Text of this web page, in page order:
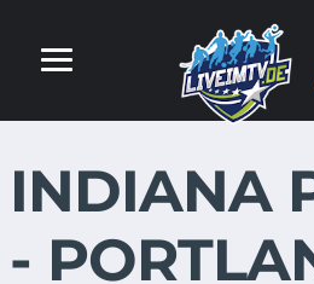
INDIANA
-